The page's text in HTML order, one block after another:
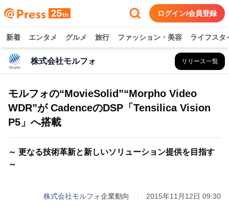
ログイン/会員登録
新着 エンタメ グルメ 旅行 ファッション・美容 ライフスタ
株式会社モルフォ リリース一覧
モルフォの“MovieSolid”“Morpho Video
WDR”が CadenceのDSP「Tensilica Vision
P5」へ搭載
～ 更なる技術革新と新しいソリューション提供を目指す
～
株式会社モルフォ企業動向 2015年11月12日 09:30